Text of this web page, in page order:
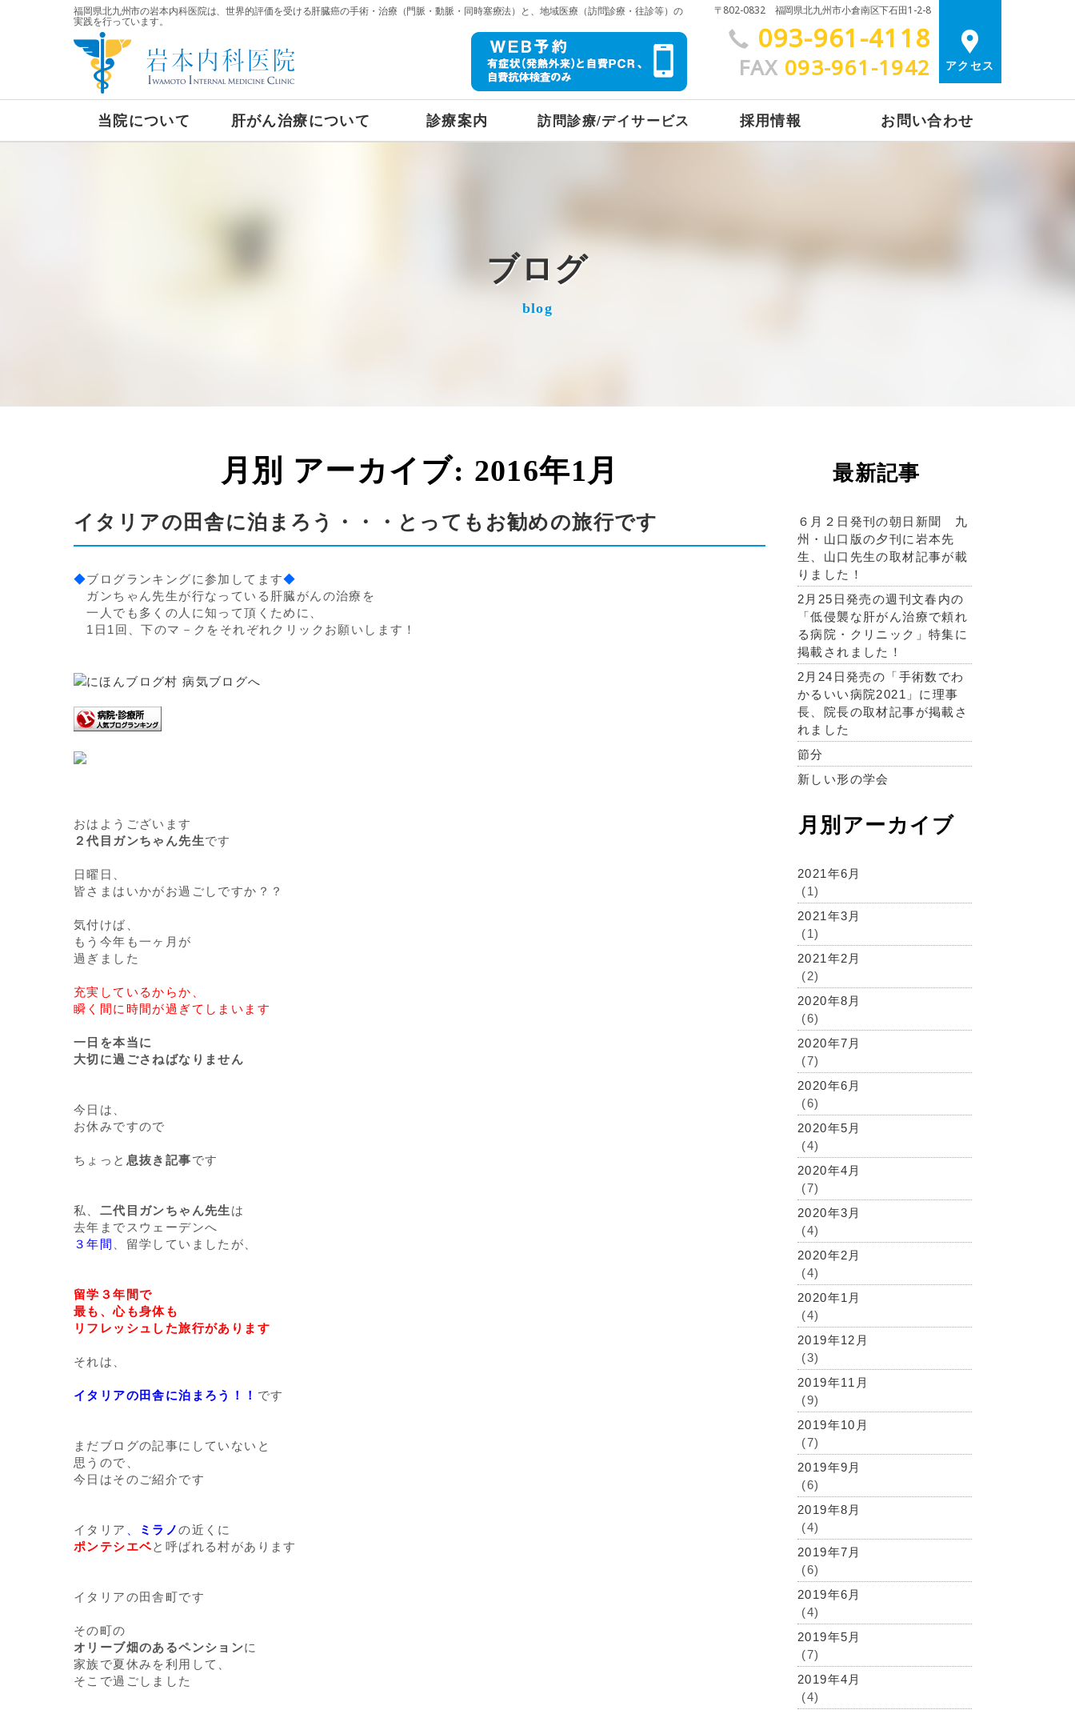
福岡県北九州市の岩本内科医院は、世界的評価を受ける肝臓癌の手術・治療（門脈・動脈・同時塞療法）と、地域医療（訪問診療・往診等）の
実践を行っています。
〒802-0832 福岡県北九州市小倉南区下石田1-2-8
093-961-4118
FAX 093-961-1942 アクセス
当院について 肝がん治療について 診療案内 訪問診療/デイサービス 採用情報 お問い合わせ
ブログ
blog
月別 アーカイブ: 2016年1月
イタリアの田舎に泊まろう・・・とってもお勧めの旅行です
◆ブログランキングに参加してます◆
ガンちゃん先生が行なっている肝臓がんの治療を
一人でも多くの人に知って頂くために、
1日1回、下のマ－クをそれぞれクリックお願いします！
おはようございます
２代目ガンちゃん先生です
日曜日、
皆さまはいかがお過ごしですか？？
気付けば、
もう今年も一ヶ月が
過ぎました
充実しているからか、
瞬く間に時間が過ぎてしまいます
一日を本当に
大切に過ごさねばなりません
今日は、
お休みですので
ちょっと 息抜き記事です
私、 二代目ガンちゃん先生 は
去年までスウェーデンへ
３年間
、留学していましたが、
留学３年間で
最も、心も身体も
リフレッシュした旅行があります
それは、
イタリアの田舎に泊まろう！！ です
まだブログの記事にしていないと
思うので、
今日はそのご紹介です
イタリア ミラノの近くに
ポンテシエベと呼ばれる村があります
イタリアの田舎町です
その町の
オリーブ畑のあるペンションに
家族で夏休みを利用して、
そこで過ごしました
最新記事
６月２日発刊の朝日新聞 九
州・山口版の夕刊に岩本先
生、山口先生の取材記事が載
りました！
2月25日発売の週刊文春内の
「低侵襲な肝がん治療で頼れ
る病院・クリニック」特集に
掲載されました！
2月24日発売の「手術数でわ
かるいい病院2021」に理事
長、院長の取材記事が掲載さ
れました
節分
新しい形の学会
月別アーカイブ
2021年6月
(1)
2021年3月
(1)
2021年2月
(2)
2020年8月
(6)
2020年7月
(7)
2020年6月
(6)
2020年5月
(4)
2020年4月
(7)
2020年3月
(4)
2020年2月
(4)
2020年1月
(4)
2019年12月
(3)
2019年11月
(9)
2019年10月
(7)
2019年9月
(6)
2019年8月
(4)
2019年7月
(6)
2019年6月
(4)
2019年5月
(7)
2019年4月
(4)